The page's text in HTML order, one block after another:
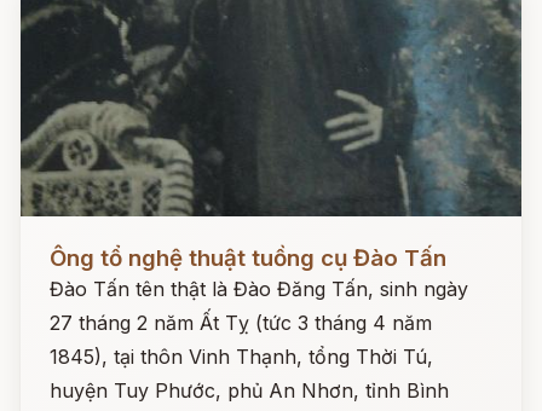
Đọc ngay
Ông tổ nghệ thuật tuồng cụ Đào Tấn
Đào Tấn tên thật là Đào Đăng Tấn, sinh ngày
27 tháng 2 năm Ất Tỵ (tức 3 tháng 4 năm
1845), tại thôn Vinh Thạnh, tổng Thời Tú,
huyện Tuy Phước, phủ An Nhơn, tỉnh Bình